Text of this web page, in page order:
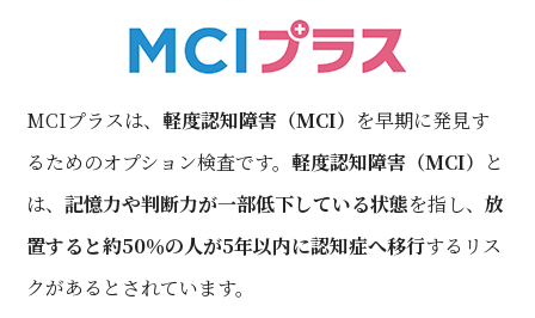
MCIプラスは、軽度認知障害（MCI） を早期に発見す
るためのオプション検査です。軽度認知障害（MCI） と
は、記憶力や判断力が一部低下している状態を指し、放
置すると約50％の人が5年以内に認知症へ移行するリス
クがあるとされています。